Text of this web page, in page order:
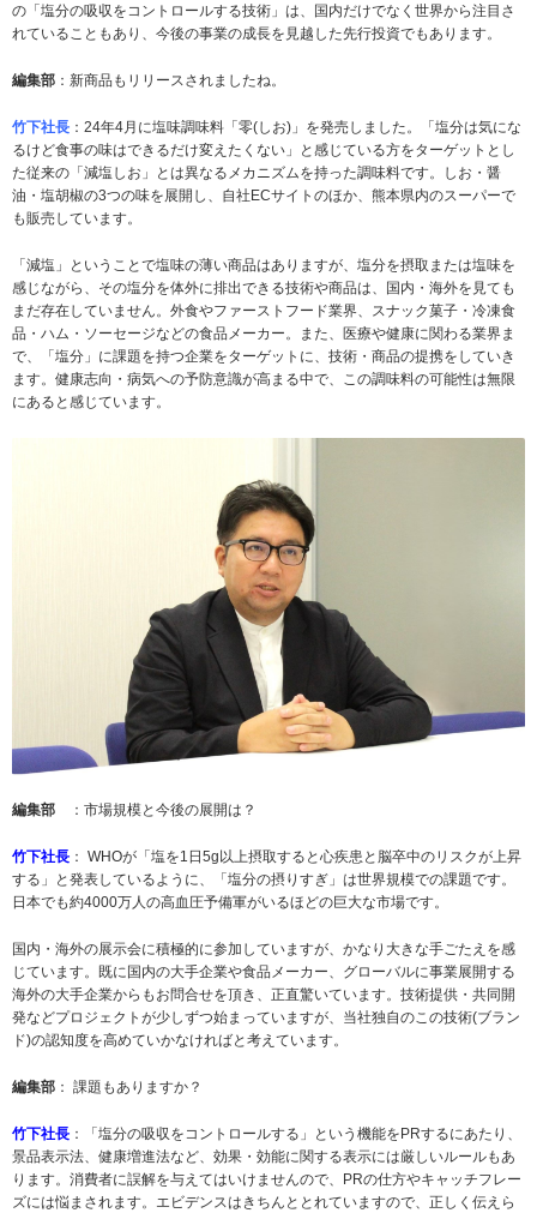
の「塩分の吸収をコントロールする技術」は、国内だけでなく世界から注目さ
れていることもあり、今後の事業の成長を見越した先行投資でもあります。
編集部 ：新商品もリリースされましたね。
竹下社長 ：24年4月に塩味調味料「零(しお)」を発売しました。「塩分は気にな
るけど食事の味はできるだけ変えたくない」と感じている方をターゲットとし
た従来の「減塩しお」とは異なるメカニズムを持った調味料です。しお・醤
油・塩胡椒の3つの味を展開し、自社ECサイトのほか、熊本県内のスーパーで
も販売しています。
「減塩」ということで塩味の薄い商品はありますが、塩分を摂取または塩味を
感じながら、その塩分を体外に排出できる技術や商品は、国内・海外を見ても
まだ存在していません。外食やファーストフード業界、スナック菓子・冷凍食
品・ハム・ソーセージなどの食品メーカー。また、医療や健康に関わる業界ま
で、「塩分」に課題を持つ企業をターゲットに、技術・商品の提携をしていき
ます。健康志向・病気への予防意識が高まる中で、この調味料の可能性は無限
にあると感じています。
編集部 ：市場規模と今後の展開は？
竹下社長 ： WHOが「塩を1日5g以上摂取すると心疾患と脳卒中のリスクが上昇
する」と発表しているように、「塩分の摂りすぎ」は世界規模での課題です。
日本でも約4000万人の高血圧予備軍がいるほどの巨大な市場です。
国内・海外の展示会に積極的に参加していますが、かなり大きな手ごたえを感
じています。既に国内の大手企業や食品メーカー、グローバルに事業展開する
海外の大手企業からもお問合せを頂き、正直驚いています。技術提供・共同開
発などプロジェクトが少しずつ始まっていますが、当社独自のこの技術(ブラン
ド)の認知度を高めていかなければと考えています。
編集部 ： 課題もありますか？
竹下社長 ：「塩分の吸収をコントロールする」という機能をPRするにあたり、
景品表示法、健康増進法など、効果・効能に関する表示には厳しいルールもあ
ります。消費者に誤解を与えてはいけませんので、PRの仕方やキャッチフレー
ズには悩まされます。エビデンスはきちんととれていますので、正しく伝えら